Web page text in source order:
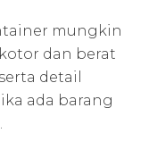
mungkin
dan berat
detail
ada barang